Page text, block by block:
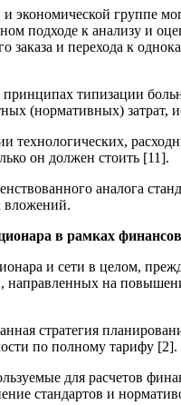
группе
подходе к анализу и
заказа и перехода к
типизации
(нормативных) затрат,
технологических,
он должен стоить [11].
аналога
вложений.
в рамках
и сети в целом,
на
стратегия
по полному тарифу [2].
для расчетов
стандартов и